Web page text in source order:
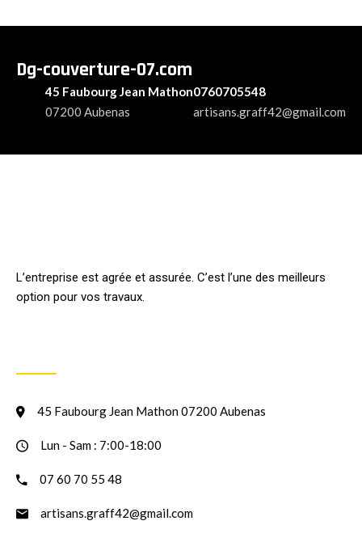
Dg-couverture-07.com
45 Faubourg Jean Mathon
07200 Aubenas
0760705548
artisans.graff42@gmail.com
L’entreprise est agrée et assurée. C’est l’une des meilleurs
option pour vos travaux.
45 Faubourg Jean Mathon 07200 Aubenas
Lun - Sam : 7:00-18:00
07 60 70 55 48
artisans.graff42@gmail.com